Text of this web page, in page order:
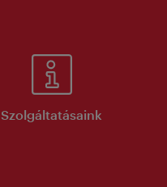
Szolgáltatásaink